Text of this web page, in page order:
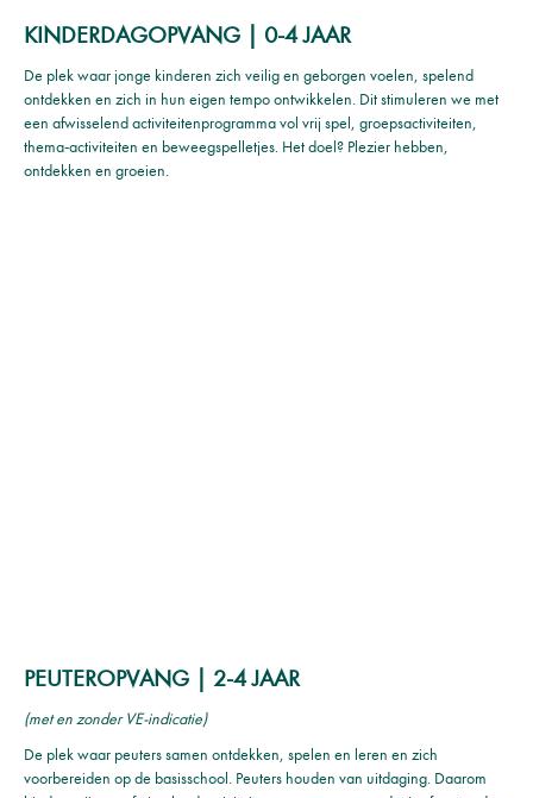
KINDERDAGOPVANG | 0-4 JAAR
De plek waar jonge kinderen zich veilig en geborgen voelen, spelend
ontdekken en zich in hun eigen tempo ontwikkelen. Dit stimuleren we met
een afwisselend activiteitenprogramma vol vrij spel, groepsactiviteiten,
thema-activiteiten en beweegspelletjes. Het doel? Plezier hebben,
ontdekken en groeien.
PEUTEROPVANG | 2-4 JAAR
(met en zonder VE-indicatie)
De plek waar peuters samen ontdekken, spelen en leren en zich
voorbereiden op de basisschool. Peuters houden van uitdaging. Daarom